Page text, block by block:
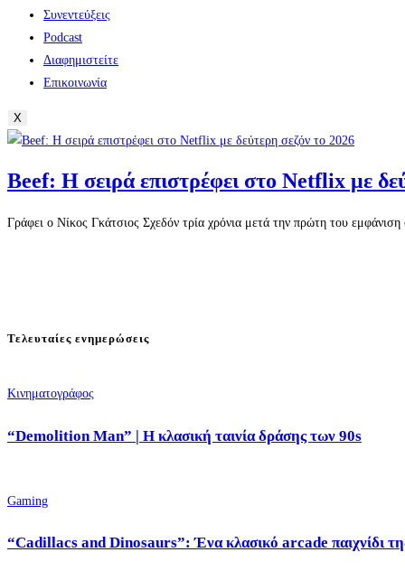
Συνεντεύξεις
Podcast
Διαφημιστείτε
Επικοινωνία
X
Beef: Η σειρά επιστρέφει στο Netflix με
Γράφει ο Νίκος Γκάτσιος Σχεδόν τρία χρόνια μετά την πρώτη του
Τελευταίες ενημερώσεις
Κινηματογράφος
“Demolition Man” | Η κλασική ταινία δράσης των 90s
Gaming
“Cadillacs and Dinosaurs”: Ένα κλασικό arcade παιχνίδι